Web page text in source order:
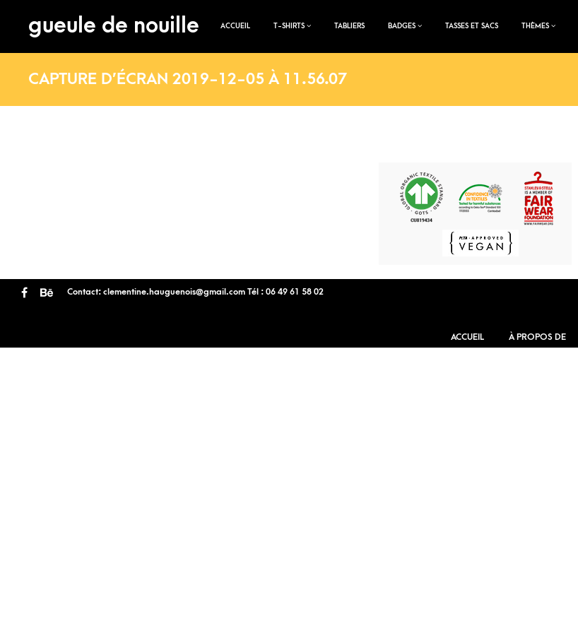
gueule de nouille ACCUEIL T-SHIRTS TABLIERS BADGES TASSES ET SACS THÈMES
CAPTURE D’ÉCRAN 2019-12-05 À 11.56.07
Contact: clementine.hauguenois@gmail.com Tél : 06 49 61 58 02
ACCUEIL À PROPOS DE